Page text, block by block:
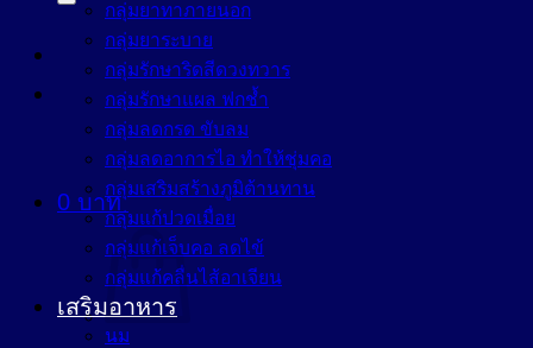
0 บาท
กลุ่มยาทาภายนอก
กลุ่มยาระบาย
กลุ่มรักษาริดสีดวงทวาร
กลุ่มรักษาแผล ฟกช้ำ
กลุ่มลดกรด ขับลม
กลุ่มลดอาการไอ ทำให้ชุ่มคอ
กลุ่มเสริมสร้างภูมิต้านทาน
กลุ่มแก้ปวดเมื่อย
กลุ่มแก้เจ็บคอ ลดไข้
กลุ่มแก้คลื่นไส้อาเจียน
เสริมอาหาร
นม